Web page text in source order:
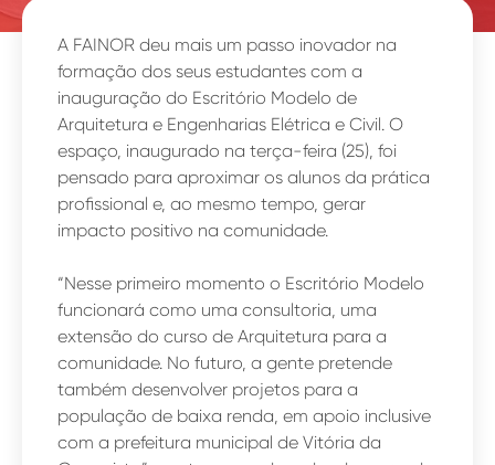
A FAINOR deu mais um passo inovador na
formação dos seus estudantes com a
inauguração do Escritório Modelo de
Arquitetura e Engenharias Elétrica e Civil. O
espaço, inaugurado na terça-feira (25), foi
pensado para aproximar os alunos da prática
profissional e, ao mesmo tempo, gerar
impacto positivo na comunidade.
“Nesse primeiro momento o Escritório Modelo
funcionará como uma consultoria, uma
extensão do curso de Arquitetura para a
comunidade. No futuro, a gente pretende
também desenvolver projetos para a
população de baixa renda, em apoio inclusive
com a prefeitura municipal de Vitória da